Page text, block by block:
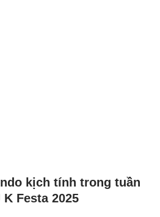
kịch tính trong tuần
K Festa 2025